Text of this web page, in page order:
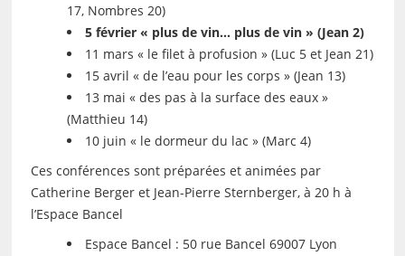
17, Nombres 20)
5 février « plus de vin… plus de vin » (Jean 2)
11 mars « le filet à profusion » (Luc 5 et Jean 21)
15 avril « de l’eau pour les corps » (Jean 13)
13 mai « des pas à la surface des eaux »
(Matthieu 14)
10 juin « le dormeur du lac » (Marc 4)
Ces conférences sont préparées et animées par
Catherine Berger et Jean-Pierre Sternberger, à 20 h à
l’Espace Bancel
Espace Bancel : 50 rue Bancel 69007 Lyon